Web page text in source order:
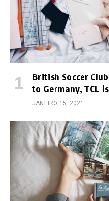
British Soccer
to Germany, TCL
JANEIRO 15, 2021